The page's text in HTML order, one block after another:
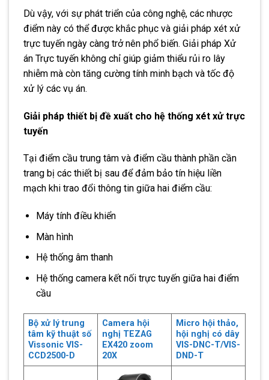
Dù vậy, với sự phát triển của công nghệ, các nhược
điểm này có thể được khắc phục và giải pháp xét xử
trực tuyến ngày càng trở nên phổ biến. Giải pháp Xử
án Trực tuyến không chỉ giúp giảm thiểu rủi ro lây
nhiễm mà còn tăng cường tính minh bạch và tốc độ
xử lý các vụ án.
Giải pháp thiết bị đề xuất cho hệ thống xét xử trực
tuyến
Tại điểm cầu trung tâm và điểm cầu thành phần cần
trang bị các thiết bị sau để đảm bảo tín hiệu liền
mạch khi trao đổi thông tin giữa hai điểm cầu:
Máy tính điều khiển
Màn hình
Hệ thống âm thanh
Hệ thống camera kết nối trực tuyến giữa hai điểm
cầu
Bộ xử lý trung
tâm kỹ thuật số
Vissonic VIS-
CCD2500-D
Camera hội
nghị TEZAG
EX420 zoom
20X
Micro hội thảo,
hội nghị có dây
VIS-DNC-T/VIS-
DND-T